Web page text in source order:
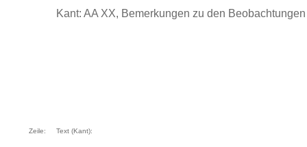
Kant: AA XX, Bemerkungen zu den
Zeile: Text (Kant):